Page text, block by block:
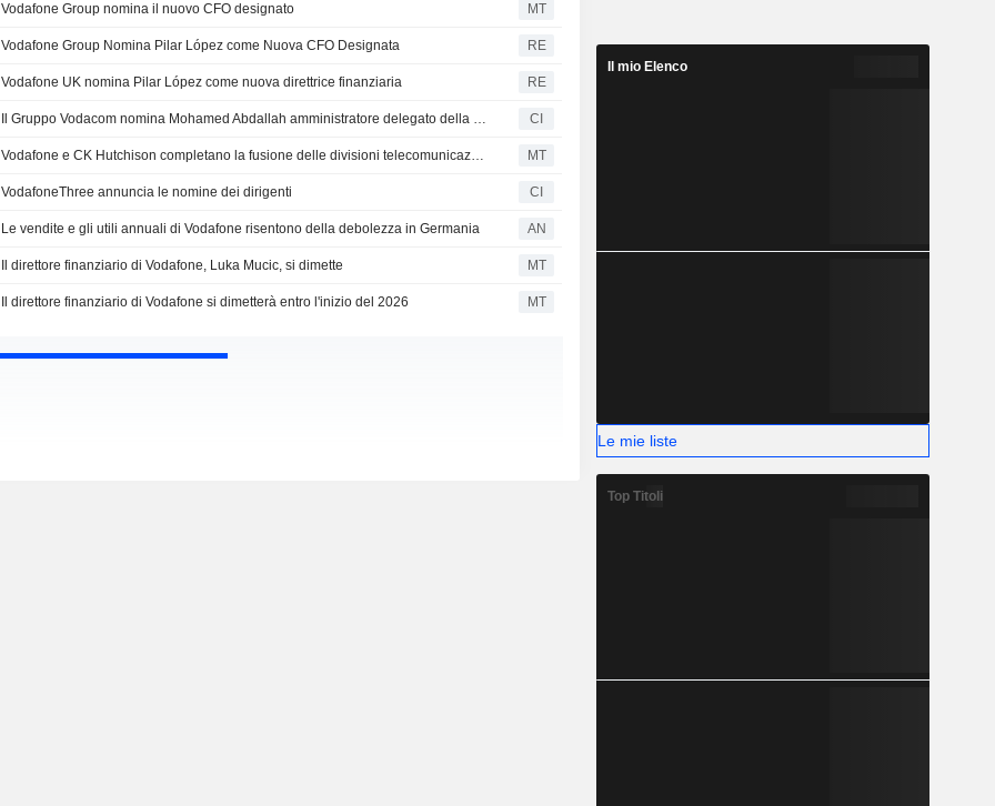
Vodafone Group nomina il nuovo CFO designato MT
Vodafone Group Nomina Pilar López come Nuova CFO Designata RE
Vodafone UK nomina Pilar López come nuova direttrice finanziaria RE
Il Gruppo Vodacom nomina Mohamed Abdallah amministratore delegato della divisione mercati internazionali CI
Vodafone e CK Hutchison completano la fusione delle divisioni telecomunicazioni nel Regno Unito MT
VodafoneThree annuncia le nomine dei dirigenti CI
Le vendite e gli utili annuali di Vodafone risentono della debolezza in Germania AN
Il direttore finanziario di Vodafone, Luka Mucic, si dimette MT
Il direttore finanziario di Vodafone si dimetterà entro l'inizio del 2026 MT
Il mio Elenco
Le mie liste
Top Titoli